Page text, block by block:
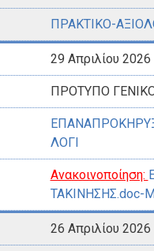
ΠΡΑΚΤΙΚΟ-
29 Απριλίου 2026
ΠΡΟΤΥΠΟ
ΛΟΓΙ
Ανακοινοποίηση:
ΤΑΚΙΝΗΣΗΣ.doc-
26 Απριλίου 2026